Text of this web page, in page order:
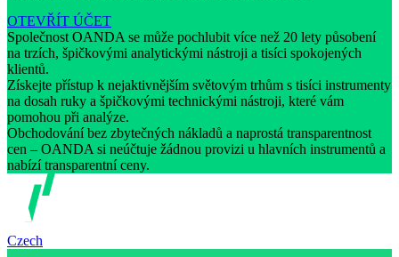
OTEVŘÍT ÚČET
Společnost OANDA se může pochlubit více než 20 lety působení
na trzích, špičkovými analytickými nástroji a tisíci spokojených
klientů.
Získejte přístup k nejaktivnějším světovým trhům s tisíci instrumenty
na dosah ruky a špičkovými technickými nástroji, které vám
pomohou při analýze.
Obchodování bez zbytečných nákladů a naprostá transparentnost
cen – OANDA si neúčtuje žádnou provizi u hlavních instrumentů a
nabízí transparentní ceny.
Czech